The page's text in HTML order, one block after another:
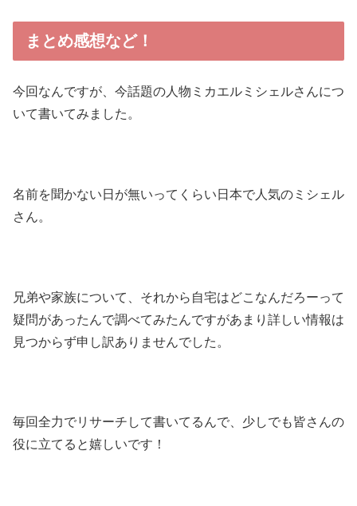
まとめ感想など！
今回なんですが、今話題の人物ミカエルミシェルさんにつ
いて書いてみました。
名前を聞かない日が無いってくらい日本で人気のミシェル
さん。
兄弟や家族について、それから自宅はどこなんだろーって
疑問があったんで調べてみたんですがあまり詳しい情報は
見つからず申し訳ありませんでした。
毎回全力でリサーチして書いてるんで、少しでも皆さんの
役に立てると嬉しいです！